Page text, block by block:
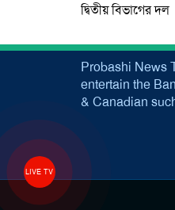
দ্বিতীয় বিভাগের দল
LIVE TV
Probashi News
entertain the
& Canadian